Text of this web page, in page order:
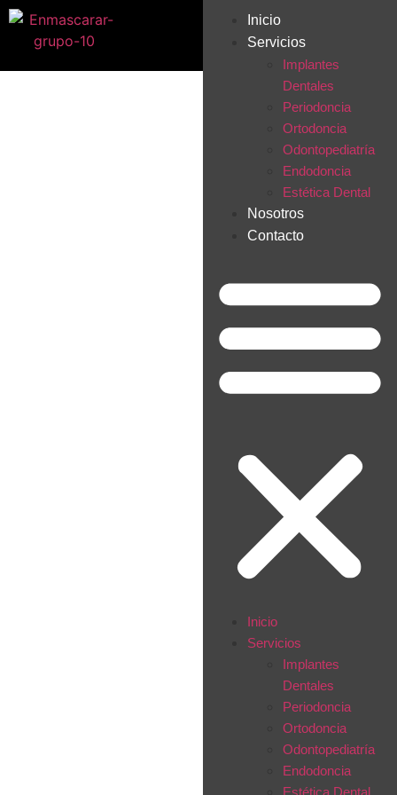
Inicio
Servicios
Implantes
Dentales
Periodoncia
Ortodoncia
Odontopediatría
Endodoncia
Estética Dental
Nosotros
Contacto
Inicio
Servicios
Implantes
Dentales
Periodoncia
Ortodoncia
Odontopediatría
Endodoncia
Estética Dental